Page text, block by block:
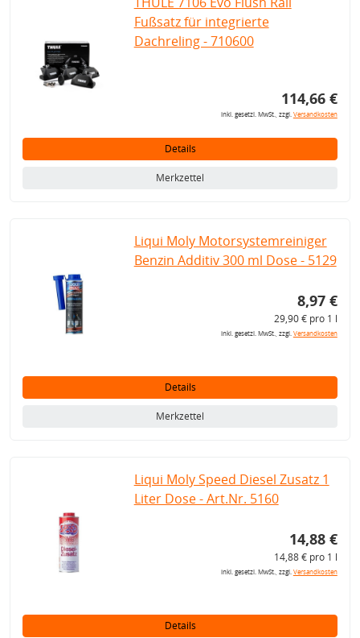
Fußsatz für integrierte
Dachreling - 710600
114,66 €
inkl. gesetzl. MwSt., zzgl.Versandkosten
Details
Merkzettel
Liqui Moly Motorsystemreiniger
Benzin Additiv 300 ml Dose - 5129
8,97 €
29,90 € pro 1 l
inkl. gesetzl. MwSt., zzgl.Versandkosten
Details
Merkzettel
Liqui Moly Speed Diesel Zusatz 1
Liter Dose - Art.Nr. 5160
14,88 €
14,88 € pro 1 l
inkl. gesetzl. MwSt., zzgl.Versandkosten
Details